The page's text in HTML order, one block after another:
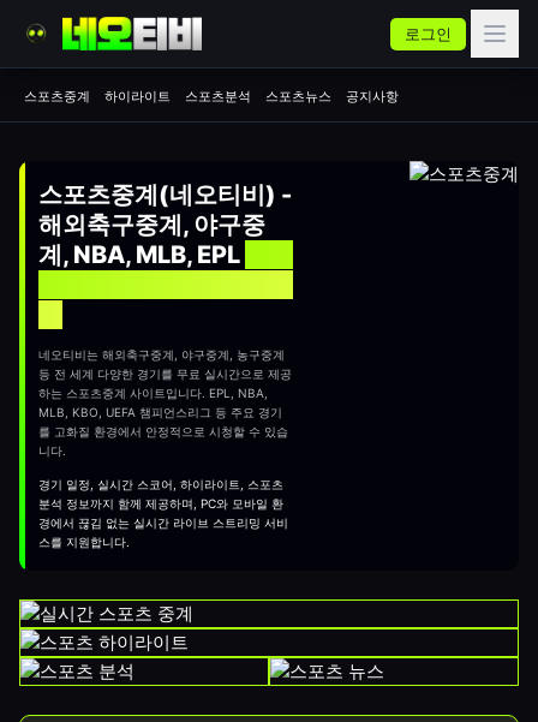
로그인
스포츠중계 하이라이트 스포츠분석 스포츠뉴스 공지사항
스포츠중계(네오티비) -
해외축구중계, 야구중
계, NBA, MLB, EPL
네오티비는 해외축구중계, 야구중계, 농구중계
등 전 세계 다양한 경기를 무료 실시간으로 제공
하는 스포츠중계 사이트입니다. EPL, NBA,
MLB, KBO, UEFA 챔피언스리그 등 주요 경기
를 고화질 환경에서 안정적으로 시청할 수 있습
니다.
경기 일정, 실시간 스코어, 하이라이트, 스포츠
분석 정보까지 함께 제공하며, PC와 모바일 환
경에서 끊김 없는 실시간 라이브 스트리밍 서비
스를 지원합니다.